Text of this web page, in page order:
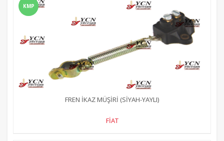
KMP
FREN İKAZ MÜŞİRİ (SİYAH-YAYLI)
FİAT